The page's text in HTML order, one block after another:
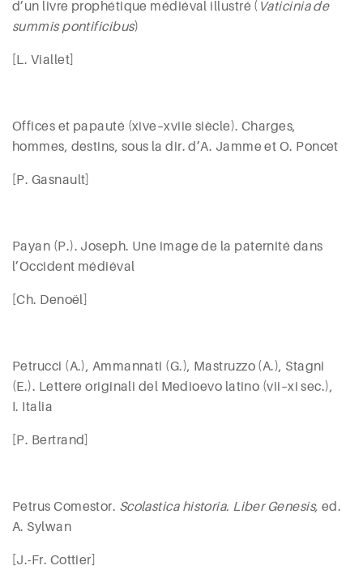
d’un livre prophétique médiéval illustré ( Vaticinia de
summis pontificibus)
[L. Viallet]
Offices et papauté (xive–xviie siècle). Charges,
hommes, destins, sous la dir. d’A. Jamme et O. Poncet
[P. Gasnault]
Payan (P.). Joseph. Une image de la paternité dans
l’Occident médiéval
[Ch. Denoël]
Petrucci (A.), Ammannati (G.), Mastruzzo (A.), Stagni
(E.). Lettere originali del Medioevo latino (vii–xi sec.),
I. Italia
[P. Bertrand]
Petrus Comestor. Scolastica historia. Liber Genesis, ed.
A. Sylwan
J.-Fr. Cottier